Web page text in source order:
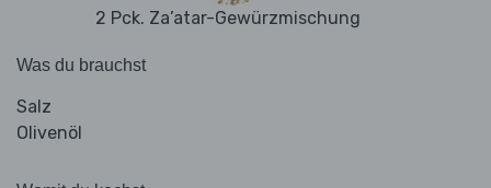
2 Pck. Za’atar-Gewürzmischung
Was du brauchst
Salz
Olivenöl